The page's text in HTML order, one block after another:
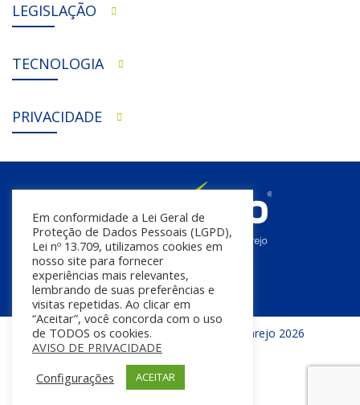
LEGISLAÇÃO
TECNOLOGIA
PRIVACIDADE
Todos os direitos reservados | InfoVarejo 2026
Em conformidade a Lei Geral de
Proteção de Dados Pessoais (LGPD),
Lei nº 13.709, utilizamos cookies em
nosso site para fornecer
experiências mais relevantes,
lembrando de suas preferências e
visitas repetidas. Ao clicar em
“Aceitar”, você concorda com o uso
de TODOS os cookies.
AVISO DE PRIVACIDADE
Configurações
ACEITAR